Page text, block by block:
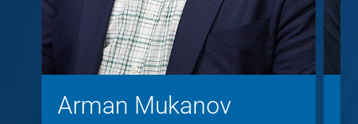
Arman Mukanov